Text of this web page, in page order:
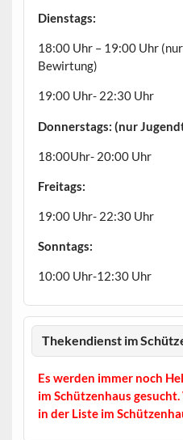
Dienstags:
18:00 Uhr – 19:00 Uhr
Bewirtung)
19:00 Uhr- 22:30 Uhr
Donnerstags: (nur
18:00Uhr- 20:00 Uhr
Freitags:
19:00 Uhr- 22:30 Uhr
Sonntags:
10:00 Uhr-12:30 Uhr
Thekendienst im
Es werden immer noch
im Schützenhaus
in der Liste im